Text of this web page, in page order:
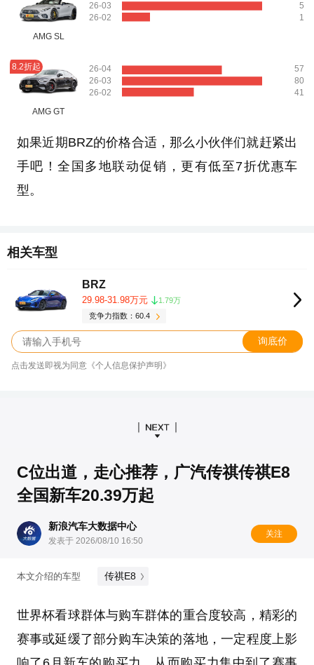
AMG SL
26-03
26-02
5
1
8.2折起
AMG GT
26-04
26-03
26-02
57
80
41
如果近期BRZ的价格合适，那么小伙伴们就赶紧出
手吧！全国多地联动促销，更有低至7折优惠车
型。
相关车型
BRZ
29.98-31.98万元
1.79万
竞争力指数：60.4
询底价
点击发送即视为同意《个人信息保护声明》
C位出道，走心推荐，广汽传祺传祺E8
全国新车20.39万起
新浪汽车大数据中心
发表于 2026/08/10 16:50
关注
本文介绍的车型 传祺E8
世界杯看球群体与购车群体的重合度较高，精彩的
赛事或延缓了部分购车决策的落地，一定程度上影